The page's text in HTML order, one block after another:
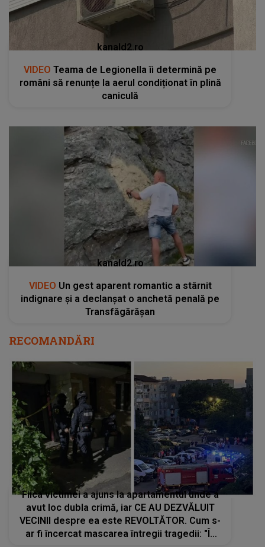
kanald2.ro
VIDEO Teama de Legionella îi determină pe
români să renunțe la aerul condiționat în plină
caniculă
kanald2.ro
VIDEO Un gest aparent romantic a stârnit
indignare și a declanșat o anchetă penală pe
Transfăgărășan
RECOMANDĂRI
Fiica victimei a ajuns la apartamentul unde a
avut loc dubla crimă, iar CE AU DEZVĂLUIT
VECINII despre ea este REVOLTĂTOR. Cum s-
ar fi încercat mascarea întregii tragedii: "În